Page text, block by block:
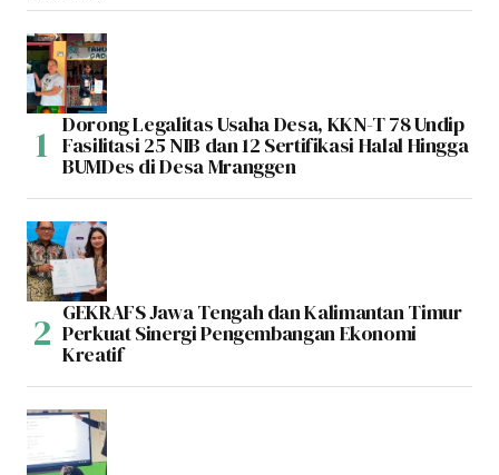
Dorong Legalitas Usaha Desa, KKN-T 78 Undip
Fasilitasi 25 NIB dan 12 Sertifikasi Halal Hingga
BUMDes di Desa Mranggen
GEKRAFS Jawa Tengah dan Kalimantan Timur
Perkuat Sinergi Pengembangan Ekonomi
Kreatif